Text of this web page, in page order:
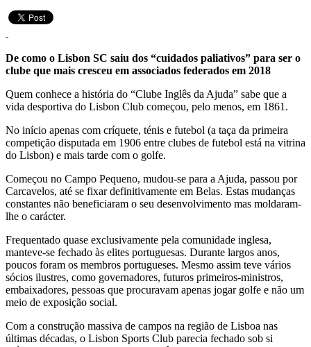
De como o Lisbon SC saiu dos “cuidados paliativos” para ser o
clube que mais cresceu em associados federados em 2018
Quem conhece a história do “Clube Inglês da Ajuda” sabe que a
vida desportiva do Lisbon Club começou, pelo menos, em 1861.
No início apenas com críquete, ténis e futebol (a taça da primeira
competição disputada em 1906 entre clubes de futebol está na vitrina
do Lisbon) e mais tarde com o golfe.
Começou no Campo Pequeno, mudou-se para a Ajuda, passou por
Carcavelos, até se fixar definitivamente em Belas. Estas mudanças
constantes não beneficiaram o seu desenvolvimento mas moldaram-
lhe o carácter.
Frequentado quase exclusivamente pela comunidade inglesa,
manteve-se fechado às elites portuguesas. Durante largos anos,
poucos foram os membros portugueses. Mesmo assim teve vários
sócios ilustres, como governadores, futuros primeiros-ministros,
embaixadores, pessoas que procuravam apenas jogar golfe e não um
meio de exposição social.
Com a construção massiva de campos na região de Lisboa nas
últimas décadas, o Lisbon Sports Club parecia fechado sob si